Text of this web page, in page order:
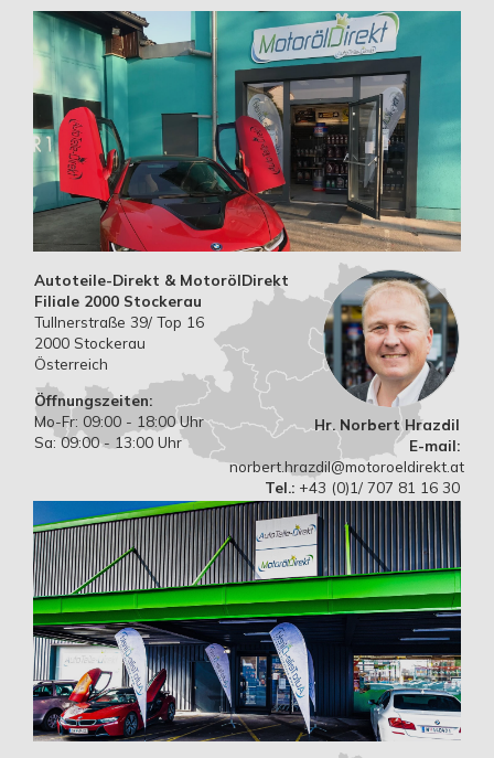
Autoteile-Direkt & MotorölDirekt
Filiale 2000 Stockerau
Tullnerstraße 39/ Top 16
2000 Stockerau
Österreich
Öffnungszeiten:
Mo-Fr: 09:00 - 18:00 Uhr
Sa: 09:00 - 13:00 Uhr
Hr. Norbert Hrazdil
E-mail:
norbert.hrazdil@motoroeldirekt.at
Tel.: +43 (0)1/ 707 81 16 30
Whatsapp:
+43 660 873 1987